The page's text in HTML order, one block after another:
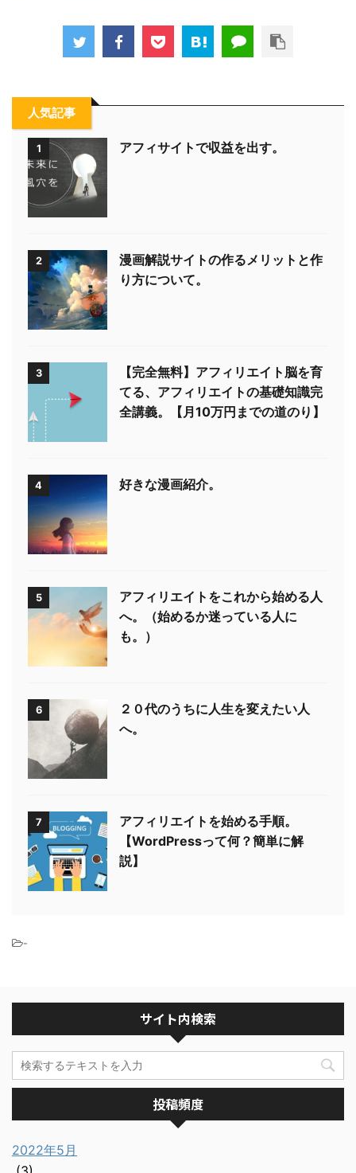
人気記事
1 アフィサイトで収益を出す。
2
漫画解説サイトの作るメリットと作
り方について。
3
【完全無料】アフィリエイト脳を育
てる、アフィリエイトの基礎知識完
全講義。【月10万円までの道のり】
4 好きな漫画紹介。
5
アフィリエイトをこれから始める人
へ。（始めるか迷っている人に
も。）
6
２０代のうちに人生を変えたい人
へ。
7
アフィリエイトを始める手順。
【WordPressって何？簡単に解
説】
-
サイト内検索
投稿頻度
2022年5月